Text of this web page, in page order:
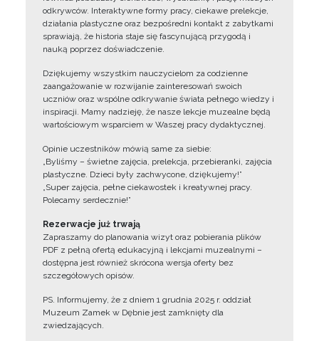
odkrywców. Interaktywne formy pracy, ciekawe prelekcje,
działania plastyczne oraz bezpośredni kontakt z zabytkami
sprawiają, że historia staje się fascynującą przygodą i
nauką poprzez doświadczenie.
Dziękujemy wszystkim nauczycielom za codzienne
zaangażowanie w rozwijanie zainteresowań swoich
uczniów oraz wspólne odkrywanie świata pełnego wiedzy i
inspiracji. Mamy nadzieję, że nasze lekcje muzealne będą
wartościowym wsparciem w Waszej pracy dydaktycznej.
Opinie uczestników mówią same za siebie:
„Byliśmy – świetne zajęcia, prelekcja, przebieranki, zajęcia
plastyczne. Dzieci były zachwycone, dziękujemy!”
„Super zajęcia, pełne ciekawostek i kreatywnej pracy.
Polecamy serdecznie!”
Rezerwacje już trwają
Zapraszamy do planowania wizyt oraz pobierania plików
PDF z pełną ofertą edukacyjną i lekcjami muzealnymi –
dostępna jest również skrócona wersja oferty bez
szczegółowych opisów.
PS. Informujemy, że z dniem 1 grudnia 2025 r. oddział
Muzeum Zamek w Dębnie jest zamknięty dla
zwiedzających.